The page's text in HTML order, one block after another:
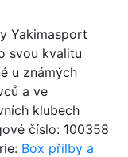
Yakimasport
svou kvalitu
u známých
a ve
klubech
číslo: 100358
Box přilby a